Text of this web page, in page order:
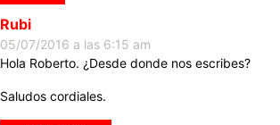
Rubi
05/07/2016 a las 6:15 am
Hola Roberto. ¿Desde donde nos escribes?
Saludos cordiales.